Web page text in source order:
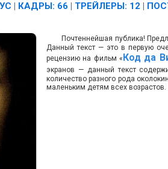
УС | КАДРЫ: 66 | ТРЕЙЛЕРЫ: 12 |
Почтеннейшая публика!
Данный текст — это в первую
рецензию на фильм «Код да
экранов — данный текст
количество разного рода
маленьким детям всех возрастов.